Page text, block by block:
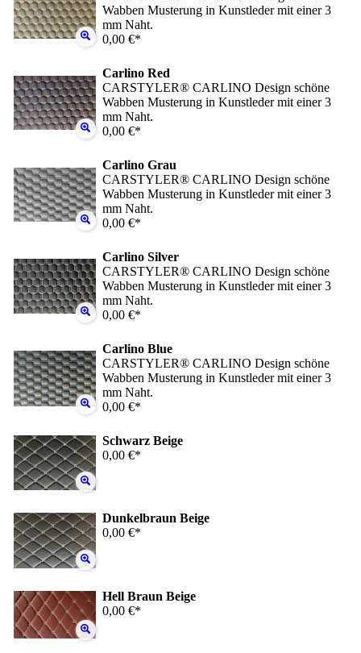
Wabben Musterung in Kunstleder mit einer 3
mm Naht.
0,00 €*
Carlino Red
CARSTYLER® CARLINO Design schöne
Wabben Musterung in Kunstleder mit einer 3
mm Naht.
0,00 €*
Carlino Grau
CARSTYLER® CARLINO Design schöne
Wabben Musterung in Kunstleder mit einer 3
mm Naht.
0,00 €*
Carlino Silver
CARSTYLER® CARLINO Design schöne
Wabben Musterung in Kunstleder mit einer 3
mm Naht.
0,00 €*
Carlino Blue
CARSTYLER® CARLINO Design schöne
Wabben Musterung in Kunstleder mit einer 3
mm Naht.
0,00 €*
Schwarz Beige
0,00 €*
Dunkelbraun Beige
0,00 €*
Hell Braun Beige
0,00 €*